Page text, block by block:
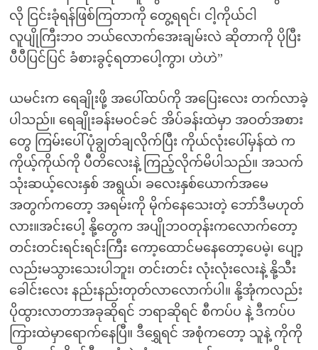
လို ငြင်းခုံရန်ဖြစ်ကြတာကို တွေ့ရရင်၊ ငါ့ကိုယ်ငါ
လူပျိုကြီးဘဝ ဘယ်လောက်အေးချမ်းလဲ ဆိုတာကို ပိုပြီး
ပီပီပြင်ပြင် ခံစားခွင့်ရတာပေါ့ကွာ၊ ဟဲဟဲ”
ယမင်းက ရေချိုးဖို့ အပေါ်ထပ်ကို အပြေးလေး တက်လာခဲ့
ပါသည်။ ရေချိုးခန်းမဝင်ခင် အိပ်ခန်းထဲမှာ အဝတ်အစား
တွေ ကြမ်းပေါ်ပုံချွတ်ချလိုက်ပြီး ကိုယ်လုံးပေါ်မှန်ထဲ က
ကိုယ့်ကိုယ်ကို ပီတိလေးနဲ့ ကြည့်လိုက်မိပါသည်။ အသက်
သုံးဆယ့်လေးနှစ် အရွယ်၊ ခလေးနှစ်ယောက်အမေ
အတွက်ကတော့ အရမ်းကို မိုက်နေသေးတဲ့ ဘော်ဒီမဟုတ်
လား။အင်းပေါ့ နို့တွေက အပျိုဘဝတုန်းကလောက်တော့
တင်းတင်းရင်းရင်းကြီး ကော့ထောင်မနေတော့ပေမဲ့၊ ပျော့
လည်းမသွားသေးပါဘူး၊ တင်းတင်း လုံးလုံးလေးနဲ့ နို့သီး
ခေါင်းလေး နည်းနည်းတုတ်လာလောက်ပါ။ နို့အုံကလည်း
ပိုထွားလာတာအခုဆိုရင် ဘရာဆိုရင် စီကပ်ပ နဲ့ ဒီကပ်ပ
ကြားထဲမှာရောက်နေပြီ။ ဒီရွှေရင် အစုံကတော့ သူနဲ့ ကိုကို